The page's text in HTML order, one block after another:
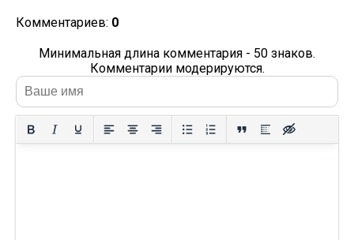
Комментариев: 0
Минимальная длина комментария - 50 знаков.
Комментарии модерируются.